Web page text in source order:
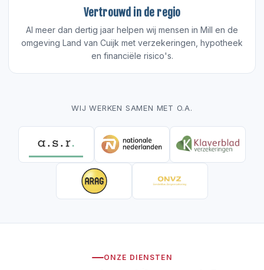
Vertrouwd in de regio
Al meer dan dertig jaar helpen wij mensen in Mill en de
omgeving Land van Cuijk met verzekeringen, hypotheek
en financiële risico's.
WIJ WERKEN SAMEN MET O.A.
ONZE DIENSTEN